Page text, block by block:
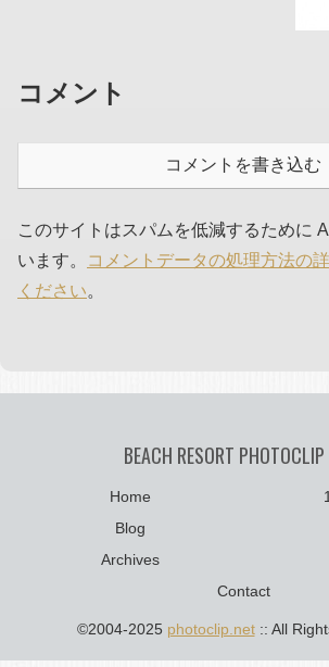
コメント
コメントを書き込む
このサイトはスパムを低減するために
います。
コメントデータの処理方法の
ください。
BEACH RESORT
Home
Blog
Archives
Contact
©2004-2025 photoclip.net:: All